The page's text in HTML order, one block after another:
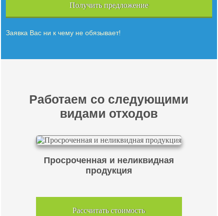
Получить предложение
Заявка Вас ни к чему не обязывает!
Работаем со следующими
видами отходов
Просроченная и неликвидная
продукция
Рассчитать стоимость